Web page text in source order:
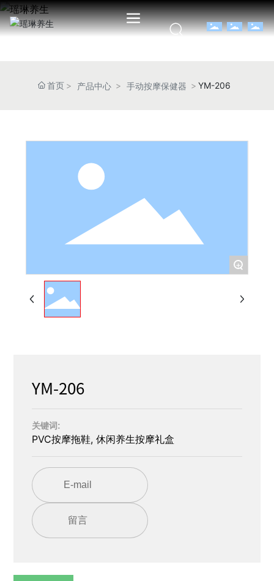
首页 产品中心 手动按摩保健器 YM-206
+
YM-206
关键词:
PVC按摩拖鞋, 休闲养生按摩礼盒
E-mail
留言